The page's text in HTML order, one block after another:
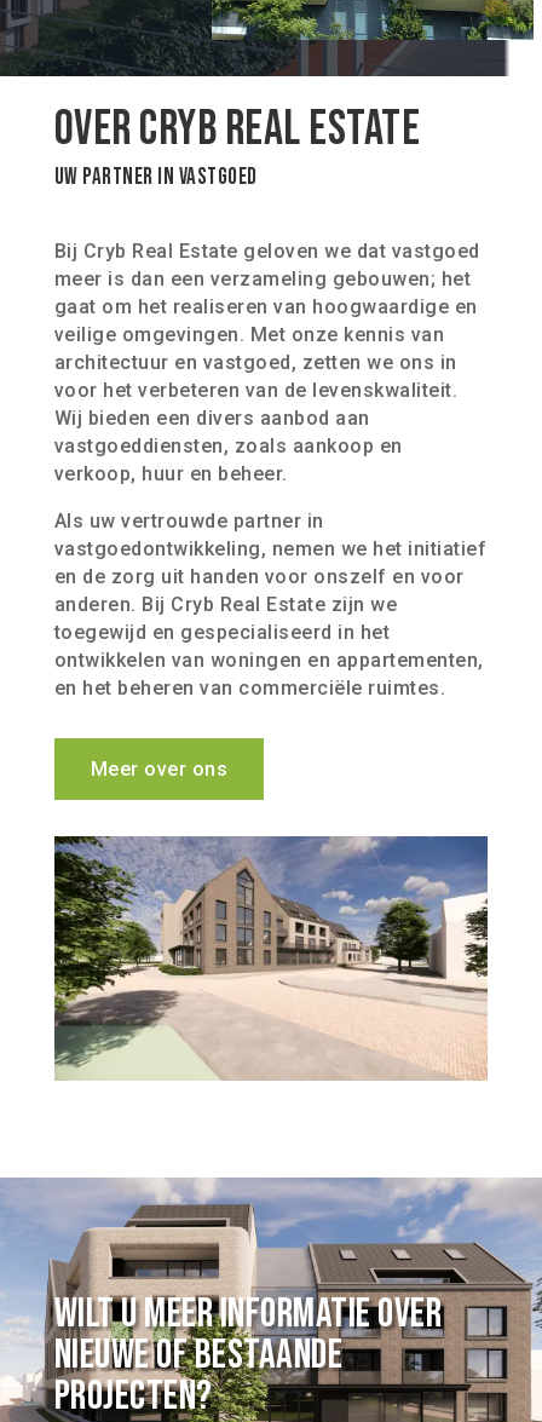
Over CRYB Real Estate
Uw partner in vastgoed
Bij Cryb Real Estate geloven we dat vastgoed
meer is dan een verzameling gebouwen; het
gaat om het realiseren van hoogwaardige en
veilige omgevingen. Met onze kennis van
architectuur en vastgoed, zetten we ons in
voor het verbeteren van de levenskwaliteit.
Wij bieden een divers aanbod aan
vastgoeddiensten, zoals aankoop en
verkoop, huur en beheer.
Als uw vertrouwde partner in
vastgoedontwikkeling, nemen we het initiatief
en de zorg uit handen voor onszelf en voor
anderen. Bij Cryb Real Estate zijn we
toegewijd en gespecialiseerd in het
ontwikkelen van woningen en appartementen,
en het beheren van commerciële ruimtes.
Meer over ons
Wilt u meer informatie over
nieuwe of bestaande
projecten?